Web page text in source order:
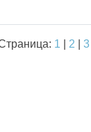
1 2 3|